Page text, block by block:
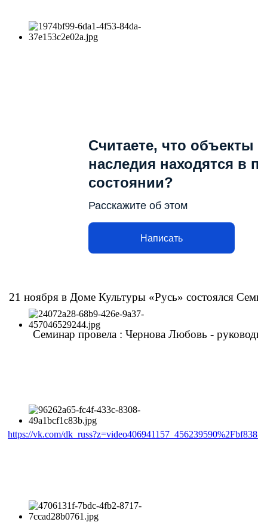
Считаете, что объекты
наследия находятся в
состоянии?
Расскажите об этом
Написать
21 ноября в Доме Культуры «Русь» состоялся
Семинар провела : Чернова Любовь -
https://vk.com/